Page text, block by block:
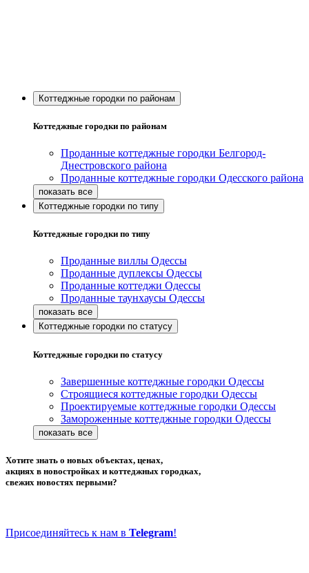
Коттеджные городки по районам
Коттеджные городки по районам
Проданные коттеджные городки Белгород-
Днестровского района
Проданные коттеджные городки Одесского района
Коттеджные городки по типу
Коттеджные городки по типу
Проданные виллы Одессы
Проданные дуплексы Одессы
Проданные коттеджи Одессы
Проданные таунхаусы Одессы
Коттеджные городки по статусу
Коттеджные городки по статусу
Завершенные коттеджные городки Одессы
Строящиеся коттеджные городки Одессы
Проектируемые коттеджные городки Одессы
Замороженные коттеджные городки Одессы
Хотите знать о новых объектах, ценах,
акциях в новостройках и коттеджных городках,
свежих новостях первыми?
Присоединяйтесь к нам в Telegram!